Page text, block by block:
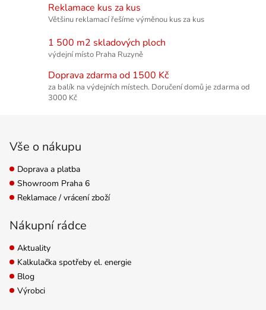
Reklamace kus za kus
Většinu reklamací řešíme výměnou kus za kus
1 500 m2 skladových ploch
výdejní místo Praha Ruzyně
Doprava zdarma od 1500 Kč
za balík na výdejních místech. Doručení domů je zdarma od
3000 Kč
Vše o nákupu
Doprava a platba
Showroom Praha 6
Reklamace / vrácení zboží
Nákupní rádce
Aktuality
Kalkulačka spotřeby el. energie
Blog
Výrobci